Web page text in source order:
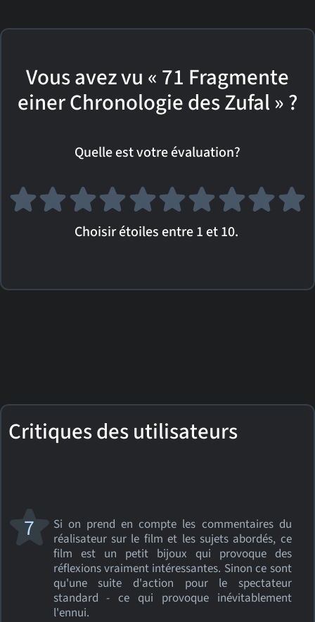
Vous avez vu « 71 Fragmente
einer Chronologie des Zufal » ?
Quelle est votre évaluation?
Choisir étoiles entre 1 et 10.
Critiques des utilisateurs
Si on prend en compte les commentaires du
réalisateur sur le film et les sujets abordés, ce
film est un petit bijoux qui provoque des
réflexions vraiment intéressantes. Sinon ce sont
qu'une suite d'action pour le spectateur
standard - ce qui provoque inévitablement
l'ennui.
7